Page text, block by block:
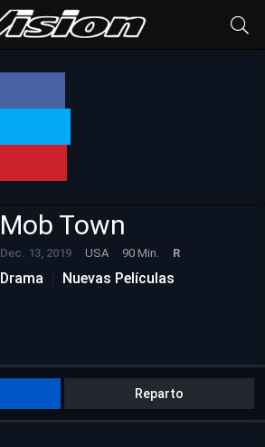
Mob Town
Dec. 13, 2019 USA 90 Min. R
Drama Nuevas Películas
Reparto